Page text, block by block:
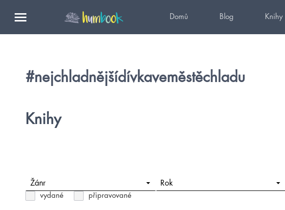
Domů Blog Knihy
#nejchladnějšídívkaveměstěchladu
Knihy
Žánr Rok
vydané připravované